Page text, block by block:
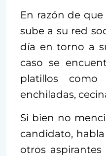
En razón de que
sube a su red
día en torno a
caso se
platillos como
enchiladas,
Si bien no
candidato,
otros